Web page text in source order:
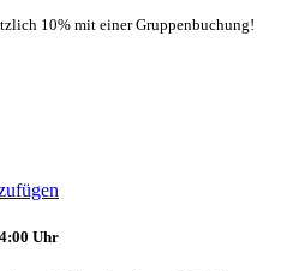
10% mit einer Gruppenbuchung!
Uhr